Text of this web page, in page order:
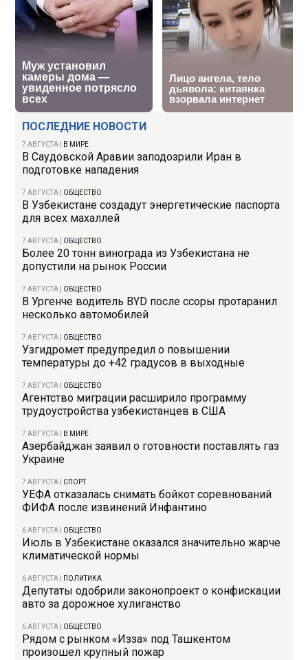
ПОСЛЕДНИЕ НОВОСТИ
7 АВГУСТА В МИРЕ
В Саудовской Аравии заподозрили Иран в
подготовке нападения
7 АВГУСТА ОБЩЕСТВО
В Узбекистане создадут энергетические паспорта
для всех махаллей
7 АВГУСТА ОБЩЕСТВО
Более 20 тонн винограда из Узбекистана не
допустили на рынок России
7 АВГУСТА ОБЩЕСТВО
В Ургенче водитель BYD после ссоры протаранил
несколько автомобилей
7 АВГУСТА ОБЩЕСТВО
Узгидромет предупредил о повышении
температуры до +42 градусов в выходные
7 АВГУСТА ОБЩЕСТВО
Агентство миграции расширило программу
трудоустройства узбекистанцев в США
7 АВГУСТА В МИРЕ
Азербайджан заявил о готовности поставлять газ
Украине
7 АВГУСТА СПОРТ
УЕФА отказалась снимать бойкот соревнований
ФИФА после извинений Инфантино
6 АВГУСТА ОБЩЕСТВО
Июль в Узбекистане оказался значительно жарче
климатической нормы
6 АВГУСТА ПОЛИТИКА
Депутаты одобрили законопроект о конфискации
авто за дорожное хулиганство
6 АВГУСТА ОБЩЕСТВО
Рядом с рынком «Изза» под Ташкентом
произошел крупный пожар